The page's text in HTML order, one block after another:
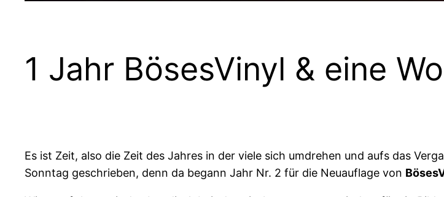
1 Jahr BösesVinyl & eine
Es ist Zeit, also die Zeit des Jahres in der viele sich umdrehen und aufs das
Sonntag geschrieben, denn da begann Jahr Nr. 2 für die Neuauflage von